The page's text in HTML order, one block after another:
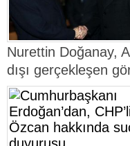
Nurettin Doğanay,
dışı gerçekleşen